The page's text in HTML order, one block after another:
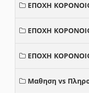
ΕΠΟΧΗ
ΕΠΟΧΗ
ΕΠΟΧΗ
Μαθηση vs